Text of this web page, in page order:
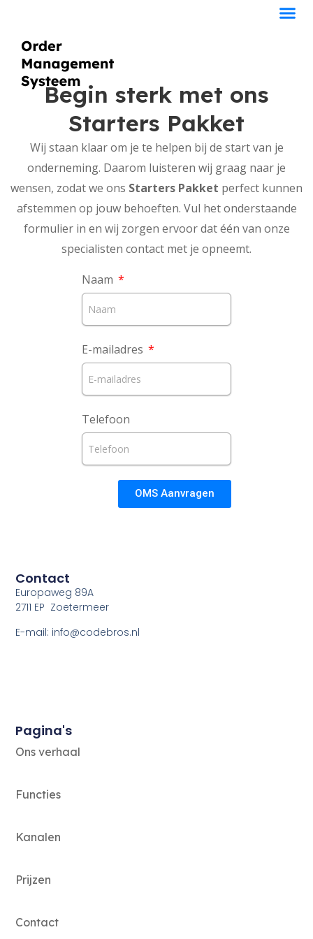
Begin sterk met ons
Starters Pakket
Wij staan klaar om je te helpen bij de start van je
onderneming. Daarom luisteren wij graag naar je
wensen, zodat we ons Starters Pakket perfect kunnen
afstemmen op jouw behoeften. Vul het onderstaande
formulier in en wij zorgen ervoor dat één van onze
specialisten contact met je opneemt.
Naam
E-mailadres
Telefoon
OMS Aanvragen
Pagina's
Ons verhaal
Functies
Kanalen
Prijzen
Contact
Contact
Europaweg 89A
2711 EP Zoetermeer
E-mail: info@codebros.nl